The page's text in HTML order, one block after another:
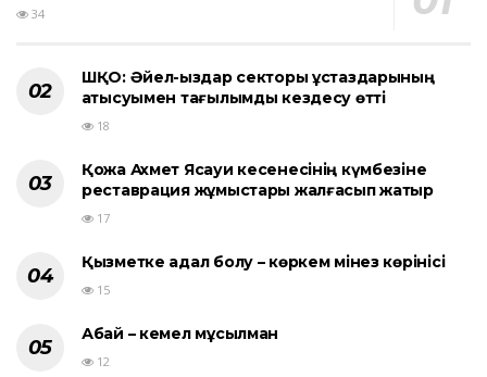
34
ШҚО: Әйел-қыздар секторы ұстаздарының
қатысуымен тағылымды кездесу өтті
18
Қожа Ахмет Ясауи кесенесінің күмбезіне
реставрация жұмыстары жалғасып жатыр
17
Қызметке адал болу – көркем мінез көрінісі
15
Абай – кемел мұсылман
12